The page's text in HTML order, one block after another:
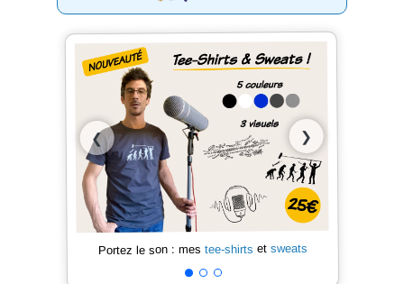
❮ ❯
Portez le son : mes tee-shirts et sweats